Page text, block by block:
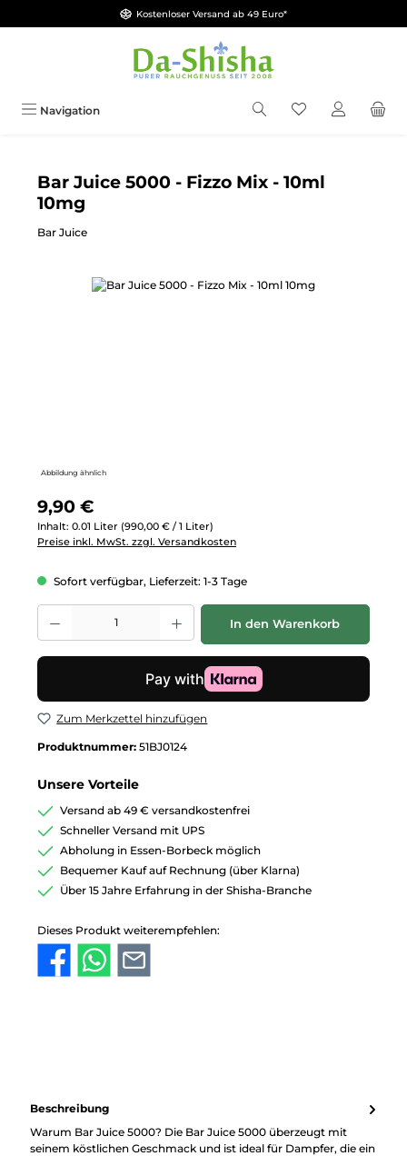
Zum Hauptinhalt springenKostenloser Versand ab 49 Euro*
Navigation Du hast 0
Bar Juice 5000 - Fizzo Mix - 10ml
10mg
Bar Juice
Bildergalerie überspringen
Abbildung ähnlich
Regulärer Preis:
9,90 €
Inhalt: 0.01 Liter (990,00 € / 1 Liter)
Preise inkl. MwSt. zzgl. Versandkosten
Sofort verfügbar, Lieferzeit: 1-3 Tage
Produkt Anzahl: Gib den gewünschten Wert ein oder benutze die
In den Warenkorb
Zum Merkzettel hinzufügen
Produktnummer: 51BJ0124
Unsere Vorteile
Versand ab 49 € versandkostenfrei
Schneller Versand mit UPS
Abholung in Essen-Borbeck möglich
Bequemer Kauf auf Rechnung (über Klarna)
Über 15 Jahre Erfahrung in der Shisha-Branche
Dieses Produkt weiterempfehlen:
Beschreibung
Warum Bar Juice 5000? Die Bar Juice 5000 überzeugt mit
seinem köstlichen Geschmack und ist ideal für Dampfer, die ein